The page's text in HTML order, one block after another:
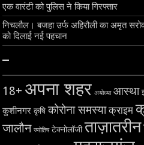
एक वारंटी को पुलिस ने किया गिरफ्तार
निचलौल। बजहा उर्फ अहिरौली का अमृत
को दिलाई नई पहचान
–
18+ अपना शहर अयोध्या आस्था
कुशीनगर कृषि कोरोना समस्या क्राइम
जालौन ज्योतिष टेक्नोलॉजी ताज़ातरीन